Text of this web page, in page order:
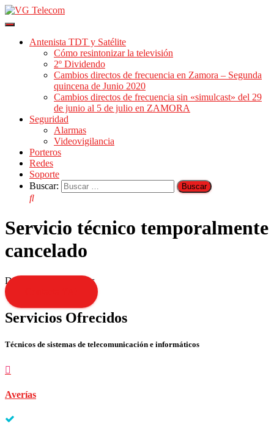
Cambiar
navegación
Antenista TDT y Satélite
Cómo resintonizar la televisión
2º Dividendo
Cambios directos de frecuencia en Zamora – Segunda
quincena de Junio 2020
Cambios directos de frecuencia sin «simulcast» del 29
de junio al 5 de julio en ZAMORA
Seguridad
Alarmas
Videovigilancia
Porteros
Redes
Soporte
Buscar:
Servicio técnico temporalmente
cancelado
Disculpen las molestias
Servicios Ofrecidos
Técnicos de sistemas de telecomunicación e informáticos
Averías